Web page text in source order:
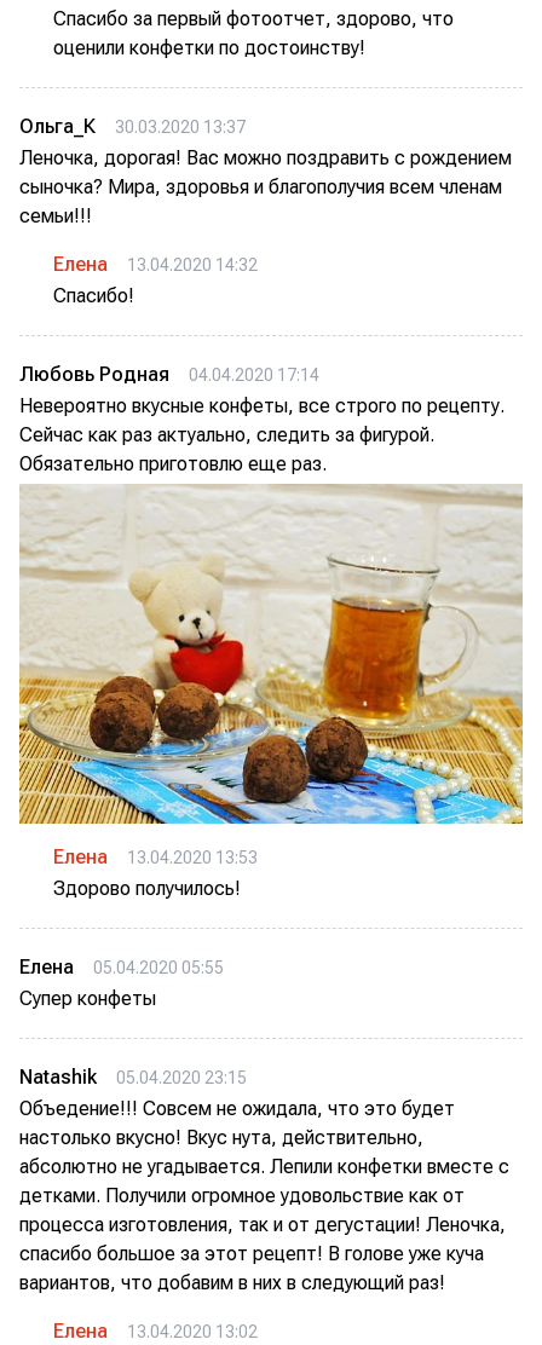
Спасибо за первый фотоотчет, здорово, что
оценили конфетки по достоинству!
Ольга_К 30.03.2020 13:37
Леночка, дорогая! Вас можно поздравить с рождением
сыночка? Мира, здоровья и благополучия всем членам
семьи!!!
Елена 13.04.2020 14:32
Спасибо!
Любовь Родная 04.04.2020 17:14
Невероятно вкусные конфеты, все строго по рецепту.
Сейчас как раз актуально, следить за фигурой.
Обязательно приготовлю еще раз.
Елена 13.04.2020 13:53
Здорово получилось!
Елена 05.04.2020 05:55
Супер конфеты
Natashik 05.04.2020 23:15
Объедение!!! Совсем не ожидала, что это будет
настолько вкусно! Вкус нута, действительно,
абсолютно не угадывается. Лепили конфетки вместе с
детками. Получили огромное удовольствие как от
процесса изготовления, так и от дегустации! Леночка,
спасибо большое за этот рецепт! В голове уже куча
вариантов, что добавим в них в следующий раз!
Елена 13.04.2020 13:02